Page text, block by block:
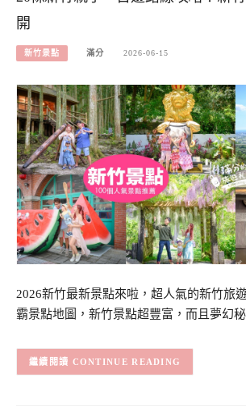
開
新竹景點 滿分 2026-06-15
2026新竹最新景點來啦，超人氣的新竹旅
霸景點地圖，新竹景點超豐富，而且夢幻
CONTINUE READING